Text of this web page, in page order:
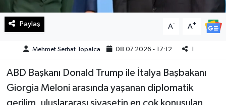
Paylaş A- A+
Mehmet Serhat Topalca 08.07.2026 - 17:12 1
ABD Başkanı Donald Trump ile İtalya Başbakanı
Giorgia Meloni arasında yaşanan diplomatik
Sağlık
Spor